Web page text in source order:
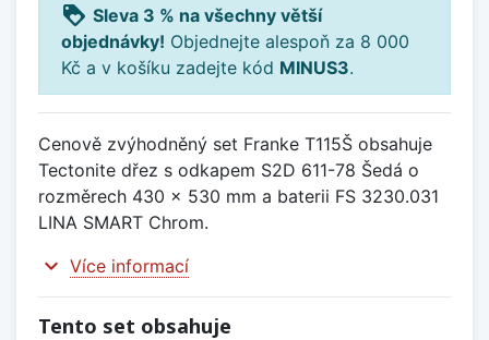
loyalty Sleva 3 % na všechny větší
objednávky! Objednejte alespoň za 8 000
Kč a v košíku zadejte kód MINUS3.
Cenově zvýhodněný set Franke T115Š obsahuje
Tectonite dřez s odkapem S2D 611-78 Šedá o
rozměrech 430 x 530 mm a baterii FS 3230.031
LINA SMART Chrom.
expand_more Více informací
Tento set obsahuje